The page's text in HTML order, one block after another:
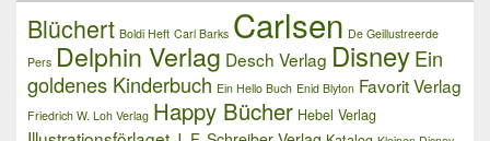
Blüchert Boldi Heft Carl Barks Carlsen De Geillustreerde
Pers Delphin Verlag Desch Verlag DisneyEin
goldenes Kinderbuch Ein Hello Buch Enid Blyton Favorit Verlag
Friedrich W. Loh Verlag Happy Bücher Hebel Verlag